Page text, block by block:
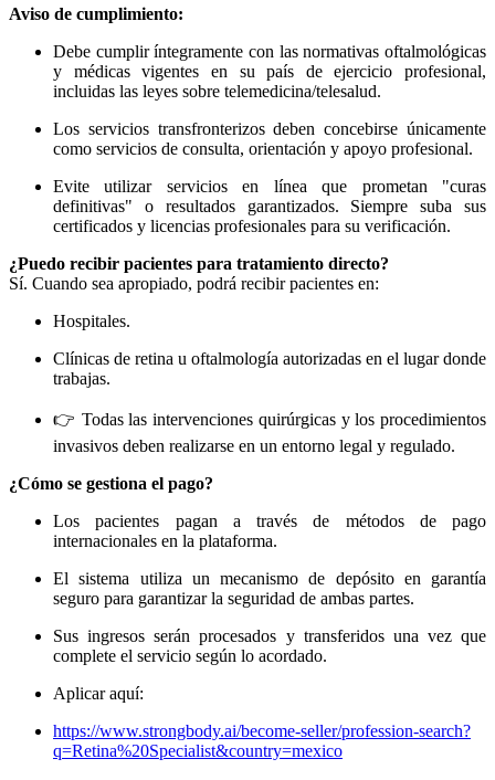
Aviso de cumplimiento:
Debe cumplir íntegramente con las normativas oftalmológicas
y médicas vigentes en su país de ejercicio profesional,
incluidas las leyes sobre telemedicina/telesalud.
Los servicios transfronterizos deben concebirse únicamente
como servicios de consulta, orientación y apoyo profesional.
Evite utilizar servicios en línea que prometan "curas
definitivas" o resultados garantizados. Siempre suba sus
certificados y licencias profesionales para su verificación.
¿Puedo recibir pacientes para tratamiento directo?
Sí. Cuando sea apropiado, podrá recibir pacientes en:
Hospitales.
Clínicas de retina u oftalmología autorizadas en el lugar donde
trabajas.
👉 Todas las intervenciones quirúrgicas y los procedimientos
invasivos deben realizarse en un entorno legal y regulado.
¿Cómo se gestiona el pago?
Los pacientes pagan a través de métodos de pago
internacionales en la plataforma.
El sistema utiliza un mecanismo de depósito en garantía
seguro para garantizar la seguridad de ambas partes.
Sus ingresos serán procesados ​​y transferidos una vez que
complete el servicio según lo acordado.
Aplicar aquí:
https://www.strongbody.ai/become-seller/profession-search?
q=Retina%20Specialist&country=mexico